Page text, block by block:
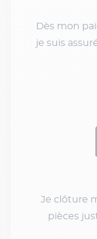
Dès mon
je suis
Je clôture
pièces